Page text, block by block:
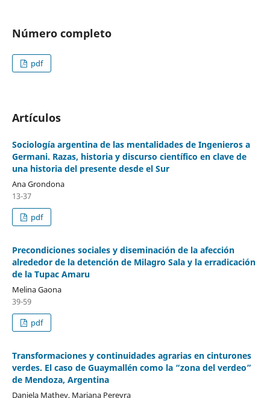
Número completo
pdf
Artículos
Sociología argentina de las mentalidades de Ingenieros a
Germani. Razas, historia y discurso científico en clave de
una historia del presente desde el Sur
Ana Grondona
13-37
pdf
Precondiciones sociales y diseminación de la afección
alrededor de la detención de Milagro Sala y la erradicación
de la Tupac Amaru
Melina Gaona
39-59
pdf
Transformaciones y continuidades agrarias en cinturones
verdes. El caso de Guaymallén como la “zona del verdeo”
de Mendoza, Argentina
Daniela Mathey, Mariana Pereyra